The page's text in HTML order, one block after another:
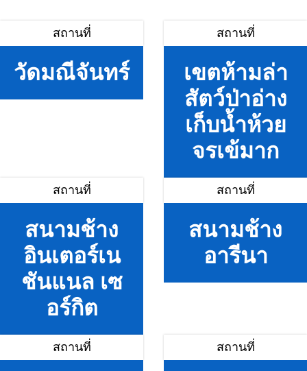
สถานที่
วัดมณีจันทร์
สถานที่
เขตห้ามล่า
สัตว์ป่าอ่าง
เก็บน้ำห้วย
จรเข้มาก
สถานที่
สนามช้าง
อินเตอร์เน
ชันแนล เซ
อร์กิต
สถานที่
สนามช้าง
อารีนา
สถานที่ สถานที่